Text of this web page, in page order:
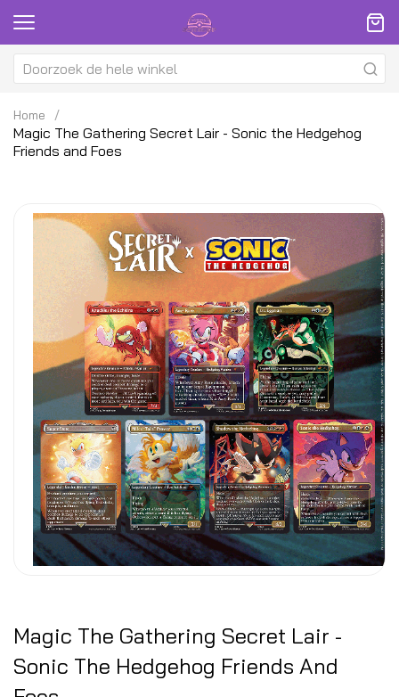
Home
Magic The Gathering Secret Lair - Sonic the Hedgehog
Friends and Foes
afbeeldingen-
gallerij
Magic The Gathering Secret Lair -
Sonic The Hedgehog Friends And